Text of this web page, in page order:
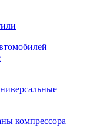
компрессора